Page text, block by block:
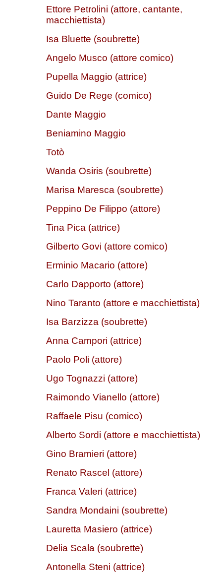
Ettore Petrolini (attore, cantante,
macchiettista)
Isa Bluette (soubrette)
Angelo Musco (attore comico)
Pupella Maggio (attrice)
Guido De Rege (comico)
Dante Maggio
Beniamino Maggio
Totò
Wanda Osiris (soubrette)
Marisa Maresca (soubrette)
Peppino De Filippo (attore)
Tina Pica (attrice)
Gilberto Govi (attore comico)
Erminio Macario (attore)
Carlo Dapporto (attore)
Nino Taranto (attore e macchiettista)
Isa Barzizza (soubrette)
Anna Campori (attrice)
Paolo Poli (attore)
Ugo Tognazzi (attore)
Raimondo Vianello (attore)
Raffaele Pisu (comico)
Alberto Sordi (attore e macchiettista)
Gino Bramieri (attore)
Renato Rascel (attore)
Franca Valeri (attrice)
Sandra Mondaini (soubrette)
Lauretta Masiero (attrice)
Delia Scala (soubrette)
Antonella Steni (attrice)